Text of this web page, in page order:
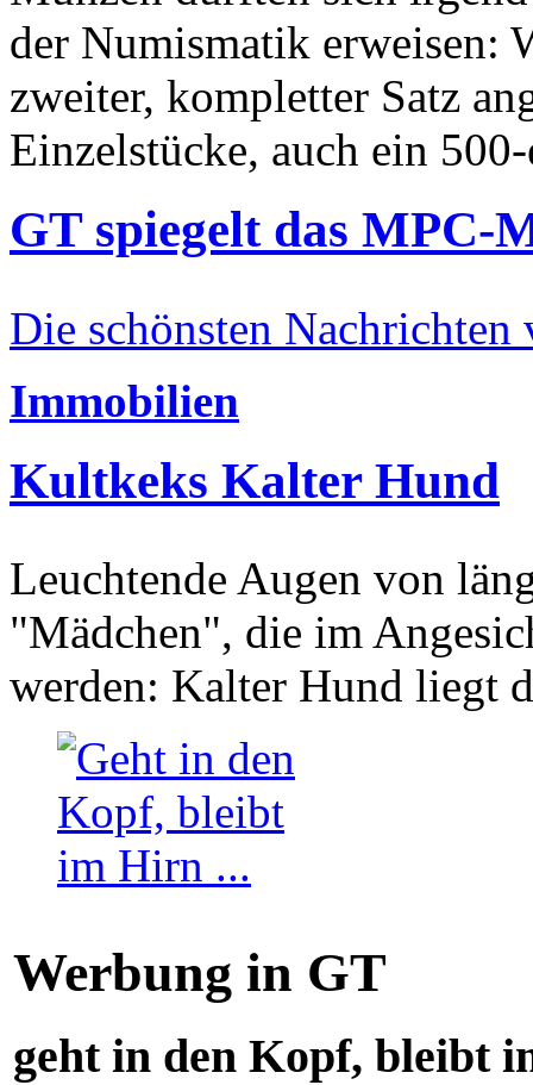
der Numismatik erweisen:
zweiter, kompletter Satz
Einzelstücke, auch ein
GT spiegelt das MPC-
Die schönsten Nachrichten
Immobilien
Kultkeks Kalter Hund
Leuchtende Augen von
"Mädchen", die im
werden: Kalter Hund liegt
Werbung in GT
geht in den Kopf, bleibt